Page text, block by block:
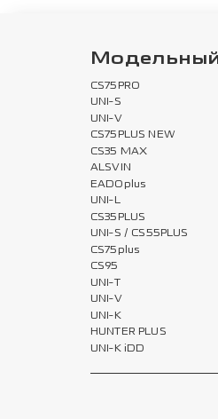
CS75PRO
UNI-S
UNI-V
CS75PLUS NEW
CS35 MAX
ALSVIN
EADOplus
UNI-L
CS35PLUS
UNI-S / CS55PLUS
CS75plus
CS95
UNI-T
UNI-V
UNI-K
HUNTER PLUS
UNI-K iDD